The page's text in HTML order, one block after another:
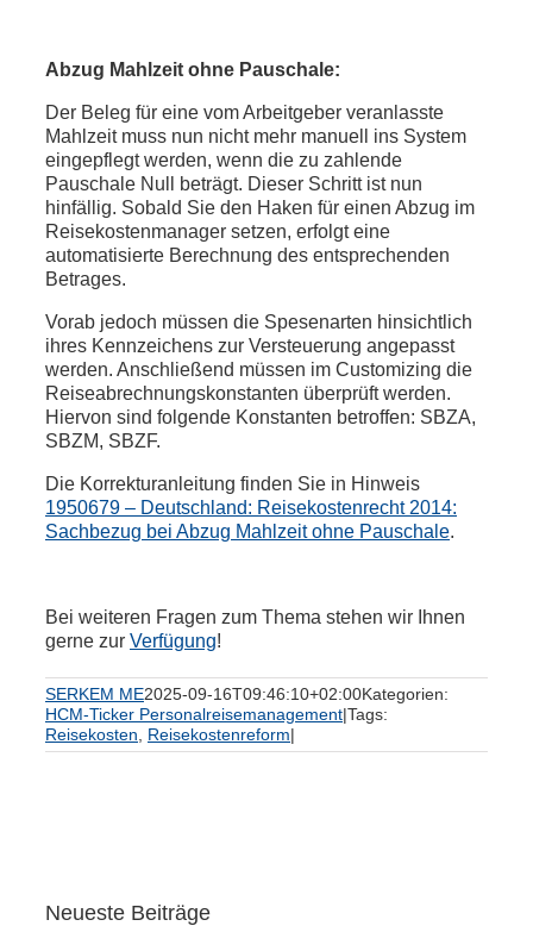
Abzug Mahlzeit ohne Pauschale:
Der Beleg für eine vom Arbeitgeber veranlasste
Mahlzeit muss nun nicht mehr manuell ins System
eingepflegt werden, wenn die zu zahlende
Pauschale Null beträgt. Dieser Schritt ist nun
hinfällig. Sobald Sie den Haken für einen Abzug im
Reisekostenmanager setzen, erfolgt eine
automatisierte Berechnung des entsprechenden
Betrages.
Vorab jedoch müssen die Spesenarten hinsichtlich
ihres Kennzeichens zur Versteuerung angepasst
werden. Anschließend müssen im Customizing die
Reiseabrechnungskonstanten überprüft werden.
Hiervon sind folgende Konstanten betroffen: SBZA,
SBZM, SBZF.
Die Korrekturanleitung finden Sie in Hinweis
1950679 – Deutschland: Reisekostenrecht 2014:
Sachbezug bei Abzug Mahlzeit ohne Pauschale.
Bei weiteren Fragen zum Thema stehen wir Ihnen
gerne zur Verfügung!
SERKEM ME2025-09-16T09:46:10+02:00Kategorien:
HCM-Ticker Personalreisemanagement|Tags:
Reisekosten
Reisekostenreform|
Neueste Beiträge